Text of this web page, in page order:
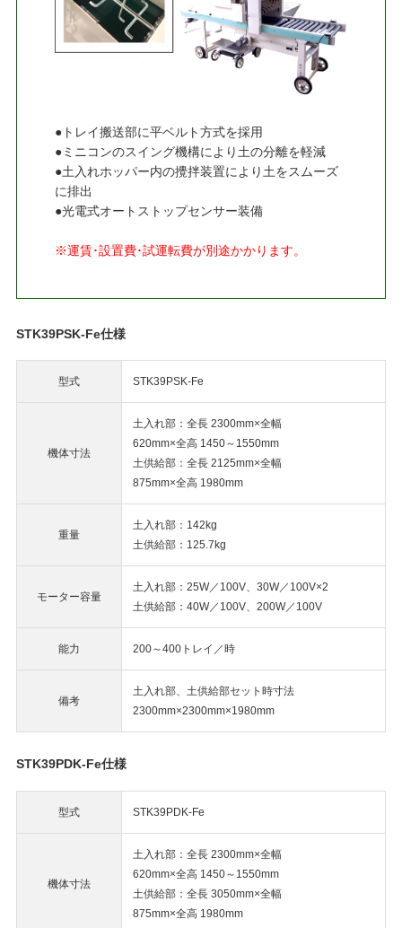
●トレイ搬送部に平ベルト方式を採用
●ミニコンのスイング機構により土の分離を軽減
●土入れホッパー内の攪拌装置により土をスムーズ
に排出
●光電式オートストップセンサー装備
※運賃･設置費･試運転費が別途かかります。
STK39PSK-Fe仕様
型式 STK39PSK-Fe
機体寸法
土入れ部：全長 2300mm×全幅
620mm×全高 1450～1550mm
土供給部：全長 2125mm×全幅
875mm×全高 1980mm
重量
土入れ部：142kg
土供給部：125.7kg
モーター容量
土入れ部：25W／100V、30W／100V×2
土供給部：40W／100V、200W／100V
能力 200～400トレイ／時
備考
土入れ部、土供給部セット時寸法
2300mm×2300mm×1980mm
STK39PDK-Fe仕様
型式 STK39PDK-Fe
機体寸法
土入れ部：全長 2300mm×全幅
620mm×全高 1450～1550mm
土供給部：全長 3050mm×全幅
875mm×全高 1980mm